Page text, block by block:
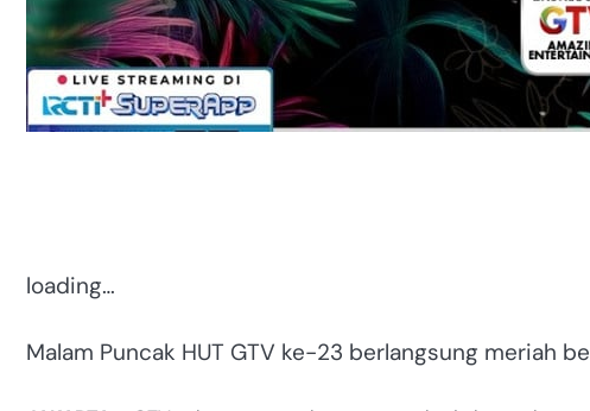
loading…
Malam Puncak HUT GTV ke-23 berlangsung meriah